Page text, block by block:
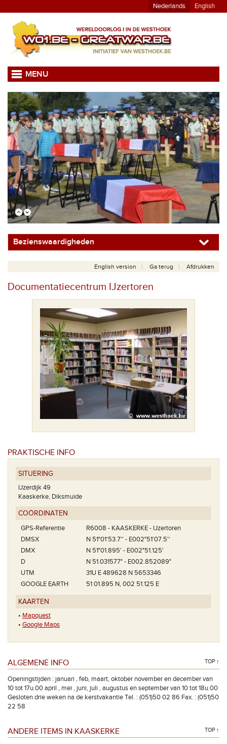
Nederlands English
MENU
Bezienswaardigheden
English version Ga terug Afdrukken
Documentatiecentrum IJzertoren
PRAKTISCHE INFO
SITUERING
IJzerdijk 49
Kaaskerke, Diksmuide
COÖRDINATEN
GPS-Referentie
R6008 - KAASKERKE - IJzertoren
DMSX
N 51°01'53.7'' - E002°51'07.5''
DMX
N 51°01.895' - E002°51.125'
D
N 51.031577° - E002.852089°
UTM
31U E 489628 N 5653346
GOOGLE EARTH
51 01.895 N, 002 51.125 E
KAARTEN
• Mapquest
• Google Maps
ALGEMENE INFO TOP ↑
Openingstijden : januari , feb, maart, oktober november en december van
10 tot 17u.00 april , mei , juni, juli , augustus en september van 10 tot 18u.00
Gesloten drie weken na de kerstvakantie Tel. : (051)50 02 86 Fax. : (051)50
22 58
ANDERE ITEMS IN KAASKERKE TOP ↑